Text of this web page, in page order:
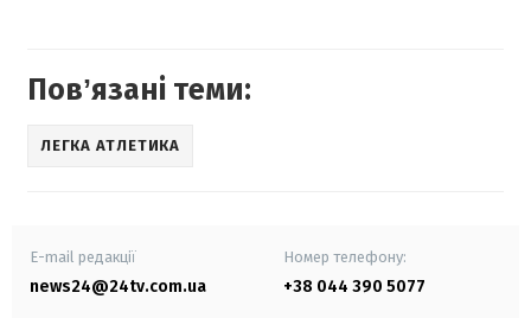
Повʼязані теми:
ЛЕГКА АТЛЕТИКА
E-mail редакції
news24@24tv.com.ua
Номер телефону:
+38 044 390 5077